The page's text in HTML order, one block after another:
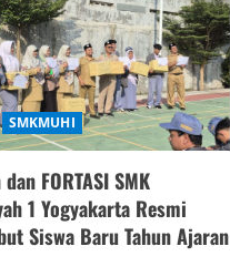
SMKMUHI
FORTASI SMK
1 Yogyakarta Resmi
Siswa Baru Tahun Ajaran